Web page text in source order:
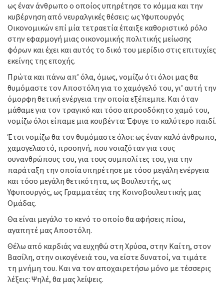
ως έναν άνθρωπο ο οποίος υπηρέτησε το κόμμα και την
κυβέρνηση από νευραλγικές θέσεις: ως Υφυπουργός
Οικονομικών επί μία τετραετία έπαιξε καθοριστικό ρόλο
στην εφαρμογή μιας οικονομικής πολιτικής μείωσης
φόρων και έχει και αυτός το δικό του μερίδιο στις επιτυχίες
εκείνης της εποχής.
Πρώτα και πάνω απ’ όλα, όμως, νομίζω ότι όλοι μας θα
θυμόμαστε τον Αποστόλη για το χαμόγελό του, γι’ αυτή την
όμορφη θετική ενέργεια την οποία εξέπεμπε. Και όταν
μάθαμε για τον τραγικό και τόσο απροσδόκητο χαμό του,
νομίζω όλοι είπαμε μια κουβέντα: Έφυγε το καλύτερο παιδί.
Έτσι νομίζω θα τον θυμόμαστε όλοι: ως έναν καλό άνθρωπο,
χαμογελαστό, προσηνή, που νοιαζόταν για τους
συνανθρώπους του, για τους συμπολίτες του, για την
παράταξη την οποία υπηρέτησε με τόσο μεγάλη ενέργεια
και τόσο μεγάλη θετικότητα, ως Βουλευτής, ως
Υφυπουργός, ως Γραμματέας της Κοινοβουλευτικής μας
Ομάδας.
Θα είναι μεγάλο το κενό το οποίο θα αφήσεις πίσω,
αγαπητέ μας Αποστόλη.
Θέλω από καρδιάς να ευχηθώ στη Χρύσα, στην Καίτη, στον
Βασίλη, στην οικογένειά του, να είστε δυνατοί, να τιμάτε
τη μνήμη του. Και να τον αποχαιρετήσω μόνο με τέσσερις
λέξεις: Ψηλέ, θα μας λείψεις.